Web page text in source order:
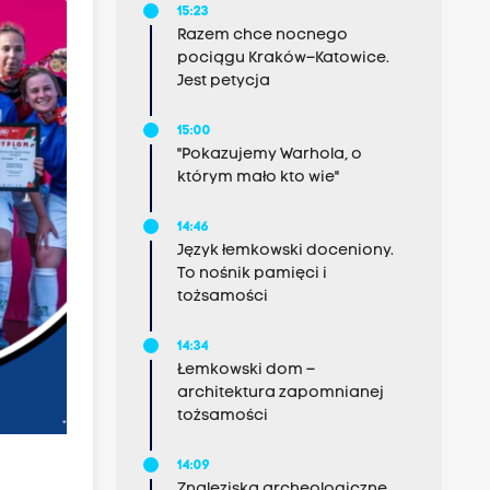
15:23
Razem chce nocnego
pociągu Kraków–Katowice.
Jest petycja
15:00
"Pokazujemy Warhola, o
którym mało kto wie"
14:46
Język łemkowski doceniony.
To nośnik pamięci i
tożsamości
14:34
Łemkowski dom –
architektura zapomnianej
tożsamości
14:09